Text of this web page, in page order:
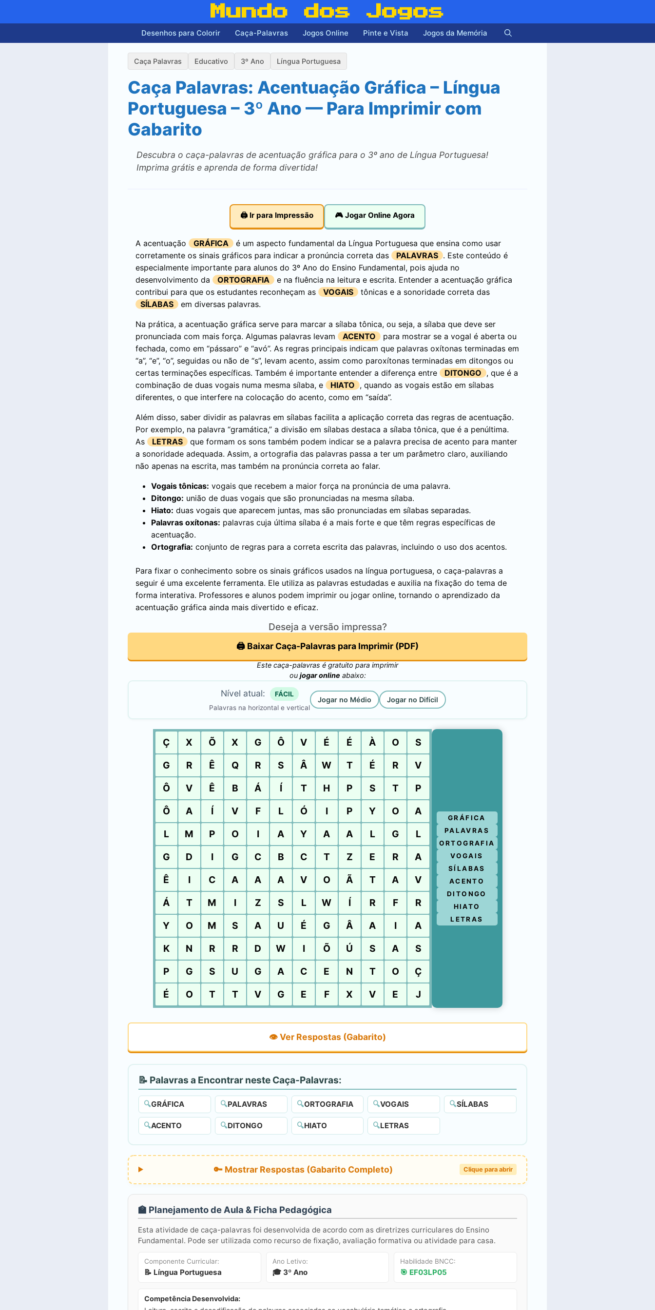
conteúdo
Mundo dos Jogos
Desenhos para Colorir Caça-Palavras Jogos Online Pinte e Vista Jogos da Memória
Caça Palavras Educativo 3º Ano Língua Portuguesa
Caça Palavras: Acentuação Gráfica – Língua
Portuguesa – 3º Ano — Para Imprimir com
Gabarito
Descubra o caça-palavras de acentuação gráfica para o 3º ano de Língua Portuguesa!
Imprima grátis e aprenda de forma divertida!
🖨️ Ir para Impressão 🎮 Jogar Online Agora
A acentuação GRÁFICA
é um aspecto fundamental da Língua Portuguesa que ensina como usar
corretamente os sinais gráficos para indicar a pronúncia correta das
PALAVRAS . Este conteúdo é
especialmente importante para alunos do 3º Ano do Ensino Fundamental, pois ajuda no
desenvolvimento da
ORTOGRAFIA
e na fluência na leitura e escrita. Entender a acentuação gráfica
contribui para que os estudantes reconheçam as
VOGAIS
tônicas e a sonoridade correta das
SÍLABAS
em diversas palavras.
Na prática, a acentuação gráfica serve para marcar a sílaba tônica, ou seja, a sílaba que deve ser
pronunciada com mais força. Algumas palavras levam
ACENTO
para mostrar se a vogal é aberta ou
fechada, como em “pássaro” e “avó”. As regras principais indicam que palavras oxítonas terminadas em
“a”, “e”, “o”, seguidas ou não de “s”, levam acento, assim como paroxítonas terminadas em ditongos ou
certas terminações específicas. Também é importante entender a diferença entre
DITONGO , que é a
combinação de duas vogais numa mesma sílaba, e
HIATO , quando as vogais estão em sílabas
diferentes, o que interfere na colocação do acento, como em “saída”.
Além disso, saber dividir as palavras em sílabas facilita a aplicação correta das regras de acentuação.
Por exemplo, na palavra “gramática,” a divisão em sílabas destaca a sílaba tônica, que é a penúltima.
As
LETRAS
que formam os sons também podem indicar se a palavra precisa de acento para manter
a sonoridade adequada. Assim, a ortografia das palavras passa a ter um parâmetro claro, auxiliando
não apenas na escrita, mas também na pronúncia correta ao falar.
Vogais tônicas: vogais que recebem a maior força na pronúncia de uma palavra.
Ditongo: união de duas vogais que são pronunciadas na mesma sílaba.
Hiato: duas vogais que aparecem juntas, mas são pronunciadas em sílabas separadas.
Palavras oxítonas: palavras cuja última sílaba é a mais forte e que têm regras específicas de
acentuação.
Ortografia: conjunto de regras para a correta escrita das palavras, incluindo o uso dos acentos.
Para fixar o conhecimento sobre os sinais gráficos usados na língua portuguesa, o caça-palavras a
seguir é uma excelente ferramenta. Ele utiliza as palavras estudadas e auxilia na fixação do tema de
forma interativa. Professores e alunos podem imprimir ou jogar online, tornando o aprendizado da
acentuação gráfica ainda mais divertido e eficaz.
Deseja a versão impressa?
🖨️ Baixar Caça-Palavras para Imprimir (PDF)
Este caça-palavras é gratuito para imprimir
ou jogar online abaixo:
Nível atual:
FÁCIL
Palavras na horizontal e vertical
Jogar no Médio Jogar no Difícil
Ç X Õ X G Ô V É É À O
S
G
R Ê Q R S Â W T É R
V
Ô
V Ê B Á Í T H P S T
P
Ô
A Í V F L Ó I P Y O
A
L
M P O I A Y A A L G
L
G
D I G C B C T Z E R
A
Ê
I C A A A V O Ã T A
V
Á
T M I Z S L W Í R F
R
Y
O M S A U É G Â A I
A
K
N R R D W I Õ Ú S A
S
P
G S U G A C E N T O
Ç
É
O T T V G E F X V E J
GRÁFICA
PALAVRAS
ORTOGRAFIA
VOGAIS
SÍLABAS
ACENTO
DITONGO
HIATO
LETRAS
👁️ Ver Respostas (Gabarito)
📝 Palavras a Encontrar neste Caça-Palavras:
🔍GRÁFICA 🔍PALAVRAS 🔍ORTOGRAFIA 🔍VOGAIS 🔍SÍLABAS
🔍ACENTO 🔍DITONGO 🔍HIATO 🔍LETRAS
🔑 Mostrar Respostas (Gabarito Completo) Clique para abrir
🏫 Planejamento de Aula & Ficha Pedagógica
Esta atividade de caça-palavras foi desenvolvida de acordo com as diretrizes curriculares do Ensino
Fundamental. Pode ser utilizada como recurso de fixação, avaliação formativa ou atividade para casa.
Componente Curricular:
📝 Língua Portuguesa
Ano Letivo:
🎓 3º Ano
Habilidade BNCC:
🎯 EF03LP05
Competência Desenvolvida: